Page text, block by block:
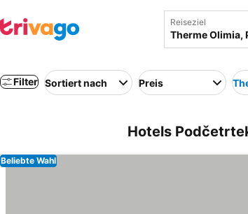
Reiseziel
Filter Sortiert nach Preis
Hotels
Beliebte Wahl